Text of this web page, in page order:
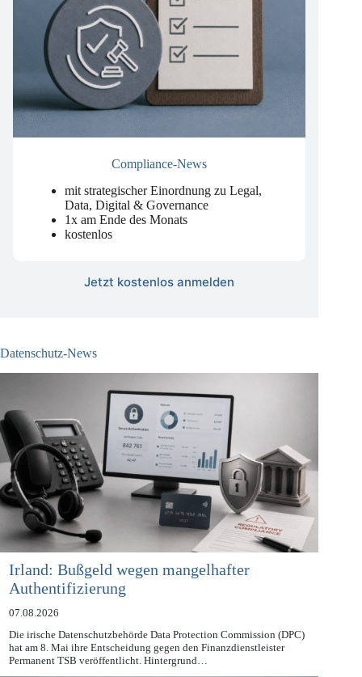
Compliance-News
mit strategischer Einordnung zu Legal,
Data, Digital & Governance
1x am Ende des Monats
kostenlos
Jetzt kostenlos anmelden
Datenschutz-News
Irland: Bußgeld wegen mangelhafter
Authentifizierung
07.08.2026
Die irische Datenschutzbehörde Data Protection Commission (DPC)
hat am 8. Mai ihre Entscheidung gegen den Finanzdienstleister
Permanent TSB veröffentlicht. Hintergrund…